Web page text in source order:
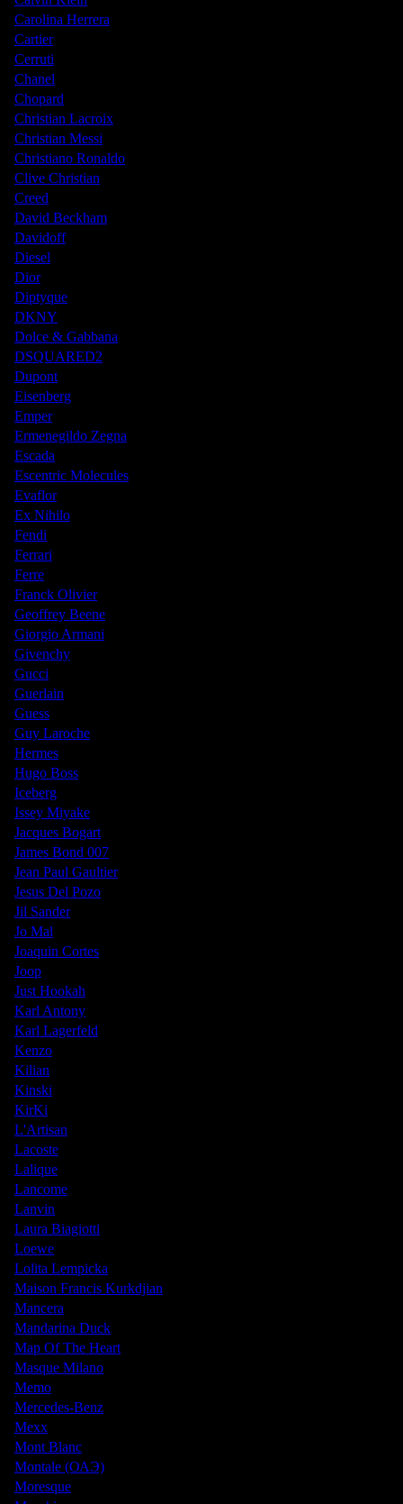
Carolina Herrera
Cartier
Cerruti
Chanel
Chopard
Christian Lacroix
Christian Messi
Christiano Ronaldo
Clive Christian
Creed
David Beckham
Davidoff
Diesel
Dior
Diptyque
DKNY
Dolce & Gabbana
DSQUARED2
Dupont
Eisenberg
Emper
Ermenegildo Zegna
Escada
Escentric Molecules
Evaflor
Ex Nihilo
Fendi
Ferrari
Ferre
Franck Olivier
Geoffrey Beene
Giorgio Armani
Givenchy
Gucci
Guerlain
Guess
Guy Laroche
Hermes
Hugo Boss
Iceberg
Issey Miyake
Jacques Bogart
James Bond 007
Jean Paul Gaultier
Jesus Del Pozo
Jil Sander
Jo Mal
Joaquin Cortes
Joop
Just Hookah
Karl Antony
Karl Lagerfeld
Kenzo
Kilian
Kinski
KirKi
L'Artisan
Lacoste
Lalique
Lancome
Lanvin
Laura Biagiotti
Loewe
Lolita Lempicka
Maison Francis Kurkdjian
Mancera
Mandarina Duck
Map Of The Heart
Masque Milano
Memo
Mercedes-Benz
Mexx
Mont Blanc
Montale (ОАЭ)
Moresque